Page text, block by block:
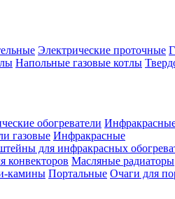
Электрические проточные
Напольные газовые котлы
обогреватели
газовые Инфракрасные
для инфракрасных
конвекторов Масляные радиаторы
камины Портальные Очаги для